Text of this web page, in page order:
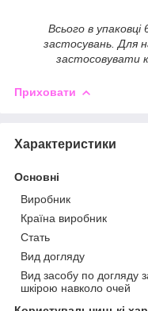
Всього в
застосувань. Для
застосовувати
Приховати
Характеристики
Основні
Виробник
Країна виробник
Стать
Вид догляду
Вид засобу по догляду
шкірою навколо очей